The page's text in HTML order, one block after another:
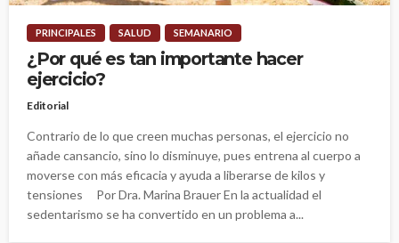
PRINCIPALES SALUD SEMANARIO
¿Por qué es tan importante hacer
ejercicio?
Editorial
Contrario de lo que creen muchas personas, el ejercicio no
añade cansancio, sino lo disminuye, pues entrena al cuerpo a
moverse con más eficacia y ayuda a liberarse de kilos y
tensiones Por Dra. Marina Brauer En la actualidad el
sedentarismo se ha convertido en un problema a...